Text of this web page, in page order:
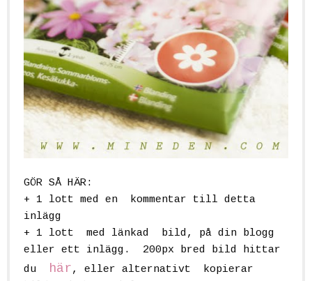
GÖR SÅ HÄR:
+ 1 lott med en kommentar till detta
inlägg
+ 1 lott med länkad bild, på din blogg
eller ett inlägg. 200px bred bild hittar
du
här, eller alternativt kopierar